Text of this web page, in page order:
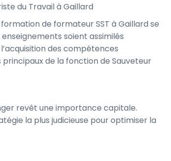
du Travail à Gaillard
de formateur SST à Gaillard se
soient assimilés
des compétences
de la fonction de Sauveteur
revêt une importance capitale.
la plus judicieuse pour optimiser la